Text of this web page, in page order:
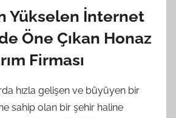
Yükselen İnternet
Öne Çıkan Honaz
Firması
hızla gelişen ve büyüyen bir
sahip olan bir şehir haline